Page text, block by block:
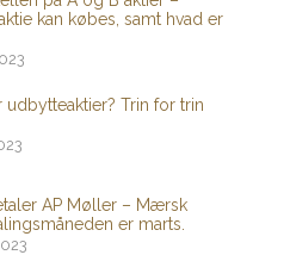
kan købes, samt hvad er
udbytteaktier? Trin for trin
AP Møller – Mærsk
er marts.